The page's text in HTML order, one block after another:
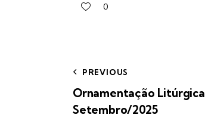
0
PREVIOUS
Ornamentação Litúrgica
Setembro/2025